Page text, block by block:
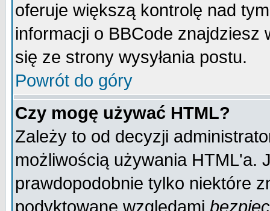
oferuje większą kontrolę nad
informacji o BBCode
się ze strony wysyłania postu.
Powrót do góry
Czy mogę używać HTML?
Zależy to od decyzji
możliwością używania HTML'a.
prawdopodobnie tylko niektóre
podyktowane względami